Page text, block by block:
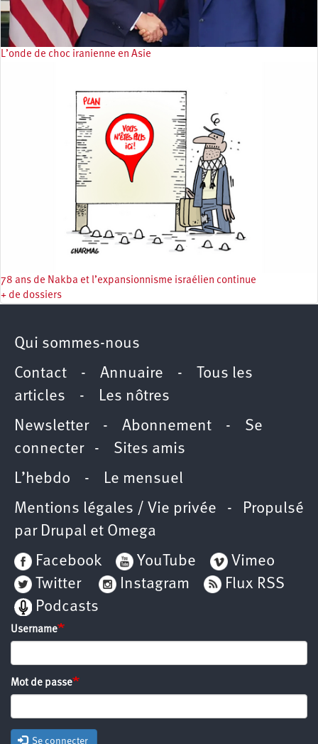
L’onde de choc iranienne en Asie
78 ans de Nakba et l’expansionnisme israélien continue
+ de dossiers
Qui sommes-nous
Contact - Annuaire -
Tous les
articles - Les nôtres
Newsletter- Abonnement - Se
connecter- Sites amis
L’hebdo - Le mensuel
Mentions légales / Vie privée - Propulsé
par Drupal et Omega
Facebook
YouTube
Vimeo
Twitter
Instagram
Flux RSS
Podcasts
Username
Mot de passe
Se connecter